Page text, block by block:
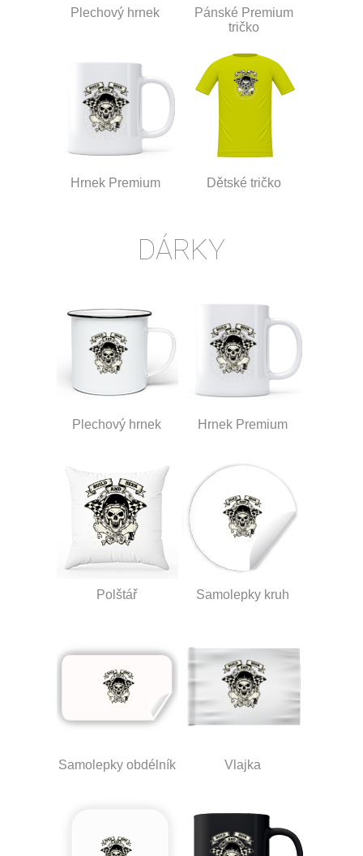
Plechový hrnek
Pánské Premium
tričko
Hrnek Premium Dětské tričko
DÁRKY
Plechový hrnek Hrnek Premium
Polštář Samolepky kruh
Samolepky obdélník Vlajka